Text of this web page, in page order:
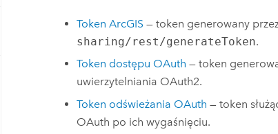
Token ArcGIS — token generowany
sharing/rest/generateToken.
Token dostępu OAuth — token
uwierzytelniania OAuth2.
Token odświeżania OAuth — token
OAuth po ich wygaśnięciu.